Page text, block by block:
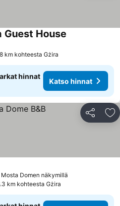
Guest House
km kohteesta Gżira
hinnat
Katso hinnat
Jaa
Domen näkymillä
km kohteesta Gżira